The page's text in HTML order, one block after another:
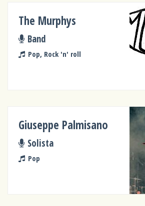
The Murphys
Band
Pop, Rock 'n' roll
Giuseppe Palmisano
Solista
Pop